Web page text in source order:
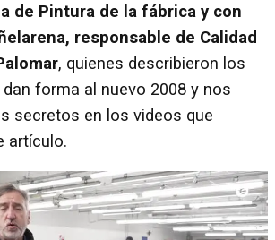
de Pintura de la fábrica y con
responsable de Calidad
, quienes describieron los
forma al nuevo 2008 y nos
secretos en los videos que
artículo.